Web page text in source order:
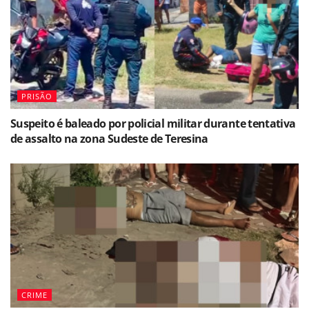
PRISÃO
Suspeito é baleado por policial militar durante tentativa
de assalto na zona Sudeste de Teresina
CRIME